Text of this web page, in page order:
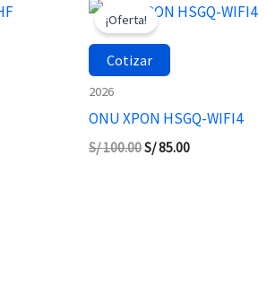
¡Oferta!
Cotizar
2026
ONU XPON HSGQ-WIFI4
S/100.00
precio
original
era:
S/ 100.00.
S/85.00
precio